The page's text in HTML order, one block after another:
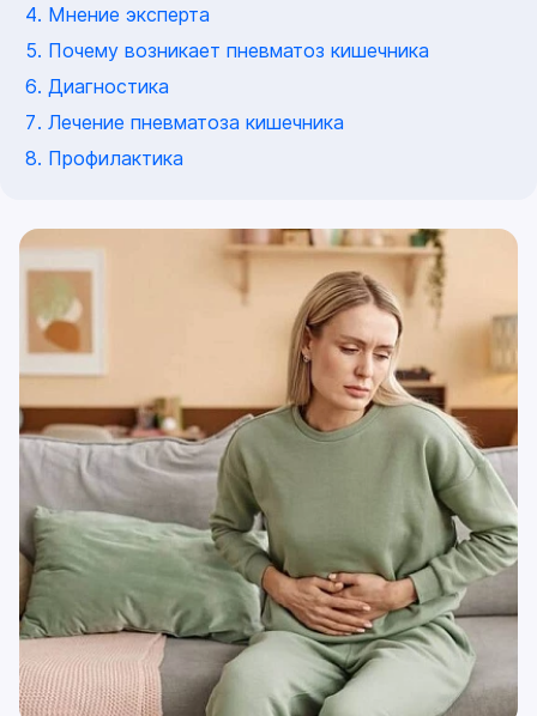
Мнение эксперта
Почему возникает пневматоз кишечника
Диагностика
Лечение пневматоза кишечника
Профилактика